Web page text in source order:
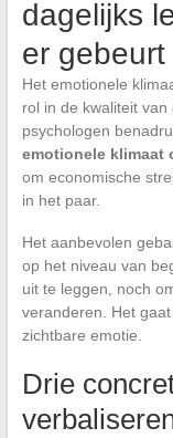
dagelijks
er gebeurt
Het emotionele
rol in de kwaliteit
psychologen
emotionele klimaat
om economische
in het paar.
Het aanbevolen
op het niveau van
uit te leggen, noch
veranderen. Het
zichtbare emotie.
Drie